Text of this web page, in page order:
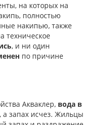
на которых на
полностью
накипью, также
техническое
, и ни один
по причине
Акваклер, вода в
, а запах исчез. Жильцы